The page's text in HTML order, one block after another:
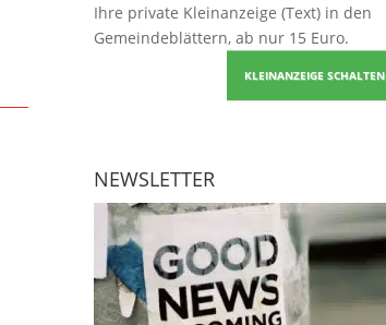
Ihre private Kleinanzeige (Text) in den
Gemeindeblättern, ab nur 15 Euro.
KLEINANZEIGE SCHALTEN
NEWSLETTER